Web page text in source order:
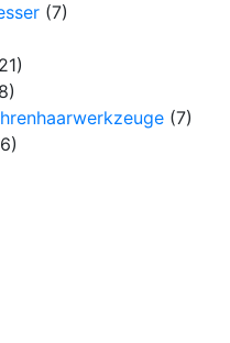
(7)
(7)